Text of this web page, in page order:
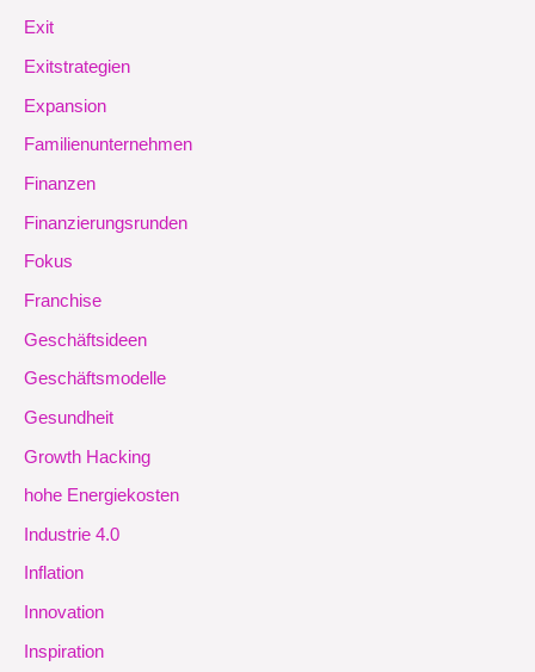
Exit
Exitstrategien
Expansion
Familienunternehmen
Finanzen
Finanzierungsrunden
Fokus
Franchise
Geschäftsideen
Geschäftsmodelle
Gesundheit
Growth Hacking
hohe Energiekosten
Industrie 4.0
Inflation
Innovation
Inspiration